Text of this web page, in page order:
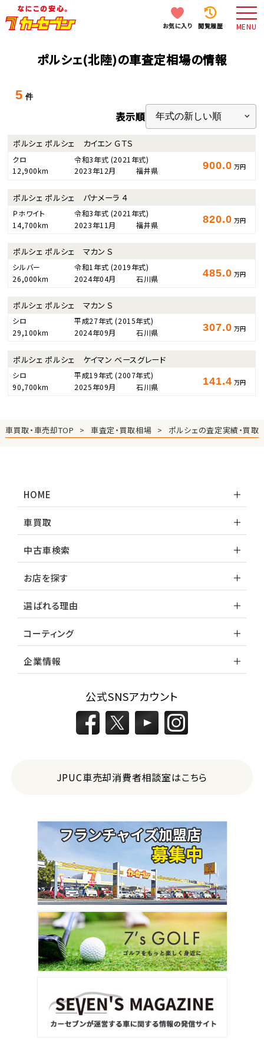
お気に入り 閲覧履歴 MENU
ポルシェ(北陸)の車査定相場の情報
5 件
表示順
ポルシェ ポルシェ カイエン ＧＴＳ
クロ 令和3年式 (2021年式)
12,900km
2023年12月 福井県 900.0 万円
ポルシェ ポルシェ パナメーラ ４
Ｐホワイト 令和3年式 (2021年式)
14,700km
2023年11月 福井県 820.0 万円
ポルシェ ポルシェ マカン Ｓ
シルバー 令和1年式 (2019年式)
26,000km
2024年04月 石川県 485.0 万円
ポルシェ ポルシェ マカン Ｓ
シロ 平成27年式(2015年式)
29,100km
2024年09月 石川県 307.0 万円
ポルシェ ポルシェ ケイマン ベースグレード
シロ 平成19年式(2007年式)
90,700km
2025年09月 石川県 141.4 万円
車買取・車売却TOP 車査定・買取相場 ポルシェの査定実績・買取
HOME
車買取
中古車検索
お店を探す
選ばれる理由
コーティング
企業情報
公式SNSアカウント
JPUC車売却消費者相談室はこちら